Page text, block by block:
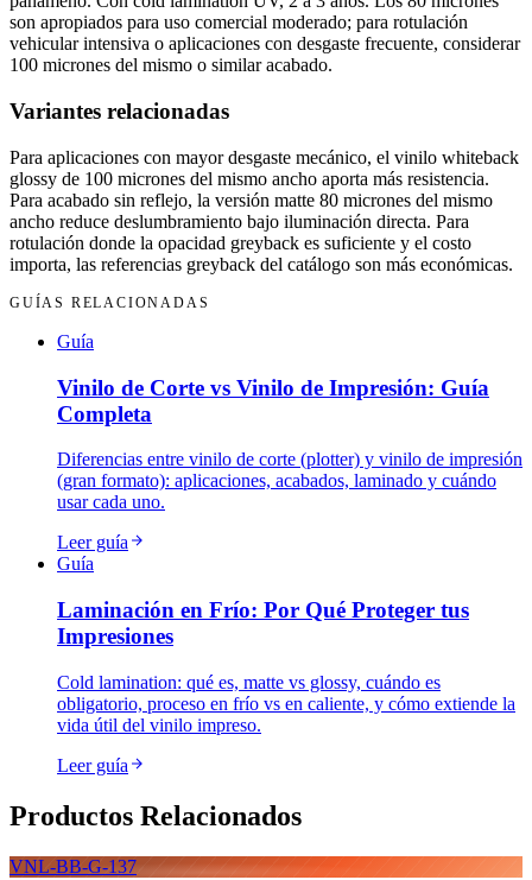
son apropiados para uso comercial moderado; para rotulación
vehicular intensiva o aplicaciones con desgaste frecuente, considerar
100 micrones del mismo o similar acabado.
Variantes relacionadas
Para aplicaciones con mayor desgaste mecánico, el vinilo whiteback
glossy de 100 micrones del mismo ancho aporta más resistencia.
Para acabado sin reflejo, la versión matte 80 micrones del mismo
ancho reduce deslumbramiento bajo iluminación directa. Para
rotulación donde la opacidad greyback es suficiente y el costo
importa, las referencias greyback del catálogo son más económicas.
GUÍAS RELACIONADAS
Guía
Vinilo de Corte vs Vinilo de Impresión: Guía
Completa
Diferencias entre vinilo de corte (plotter) y vinilo de impresión
(gran formato): aplicaciones, acabados, laminado y cuándo
usar cada uno.
Leer guía
Guía
Laminación en Frío: Por Qué Proteger tus
Impresiones
Cold lamination: qué es, matte vs glossy, cuándo es
obligatorio, proceso en frío vs en caliente, y cómo extiende la
vida útil del vinilo impreso.
Leer guía
Productos Relacionados
VNL-BB-G-137